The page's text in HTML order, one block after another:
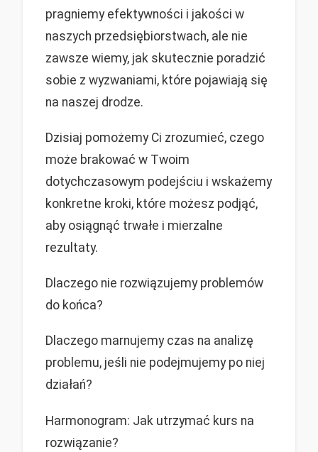
pragniemy efektywności i jakości w
naszych przedsiębiorstwach, ale nie
zawsze wiemy, jak skutecznie poradzić
sobie z wyzwaniami, które pojawiają się
na naszej drodze.
Dzisiaj pomożemy Ci zrozumieć, czego
może brakować w Twoim
dotychczasowym podejściu i wskażemy
konkretne kroki, które możesz podjąć,
aby osiągnąć trwałe i mierzalne
rezultaty.
Dlaczego nie rozwiązujemy problemów
do końca?
Dlaczego marnujemy czas na analizę
problemu, jeśli nie podejmujemy po niej
działań?
Harmonogram: Jak utrzymać kurs na
rozwiązanie?